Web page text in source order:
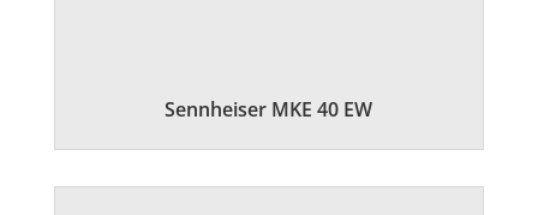
Sennheiser MKE 40 EW